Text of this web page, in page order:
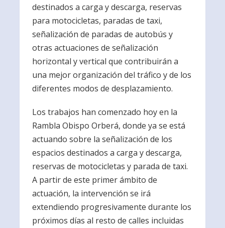
destinados a carga y descarga, reservas
para motocicletas, paradas de taxi,
señalización de paradas de autobús y
otras actuaciones de señalización
horizontal y vertical que contribuirán a
una mejor organización del tráfico y de los
diferentes modos de desplazamiento.
Los trabajos han comenzado hoy en la
Rambla Obispo Orberá, donde ya se está
actuando sobre la señalización de los
espacios destinados a carga y descarga,
reservas de motocicletas y parada de taxi.
A partir de este primer ámbito de
actuación, la intervención se irá
extendiendo progresivamente durante los
próximos días al resto de calles incluidas